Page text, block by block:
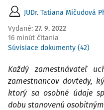
JUDr. Tatiana Mičudová
Vydané: 27. 9. 2022
16 minút čítania
Súvisiace dokumenty (42)
Každý zamestnávateľ
zamestnancov dovtedy,
ktorý sa osobné údaje
dobu stanovenú